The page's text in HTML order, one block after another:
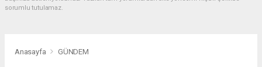
sorumlu tutulamaz.
Anasayfa GÜNDEM